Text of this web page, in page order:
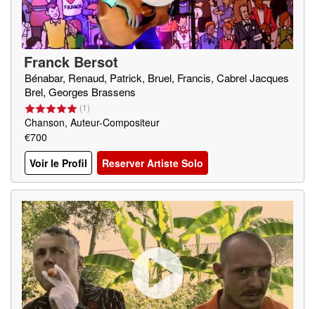
Franck Bersot
Bénabar, Renaud, Patrick, Bruel, Francis, Cabrel Jacques
Brel, Georges Brassens
(1)
Chanson, Auteur-Compositeur
€700
Voir le Profil
Reserver Artiste Solo